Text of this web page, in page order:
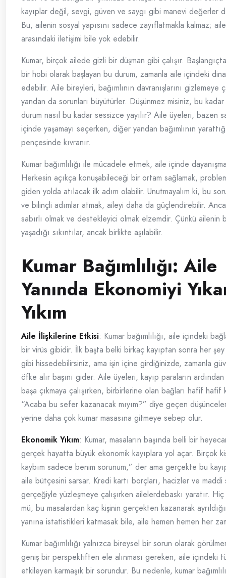
kayıplar değil, sevgi, güven ve saygı gibi manevi değerler
Bu, ailenin sosyal yapısını sadece zayıflatmakla kalmaz;
arasındaki iletişimi bile yok edebilir.
Kumar, birçok ailede gizli bir düşman gibi çalışır.
bir hobi olarak başlayan bu durum, zamanla aile içindeki
edebilir. Aile bireyleri, bağımlının davranışlarını gizlemeye
yandan da sorunları büyütürler. Düşünmez misiniz, bu
durum nasıl bu kadar sessizce yayılır? Aile üyeleri, bazen
içinde yaşamayı seçerken, diğer yandan bağımlının
pençesinde kıvranır.
Kumar bağımlılığı ile mücadele etmek, aile içinde
Herkesin açıkça konuşabileceği bir ortam sağlamak,
giden yolda atılacak ilk adım olabilir. Unutmayalım ki, bu
ve bilinçli adımlar atmak, aileyi daha da güçlendirebilir.
sabırlı olmak ve destekleyici olmak elzemdir. Çünkü ailenin
yaşadığı sıkıntılar, ancak birlikte aşılabilir.
Kumar Bağımlılığı: Aile
Yanında Ekonomiyi
Yıkım
Aile İlişkilerine Etkisi: Kumar bağımlılığı, aile içindeki
bir virüs gibidir. İlk başta belki birkaç kayıptan sonra her
gibi hissedebilirsiniz, ama işin içine girdiğinizde, zamanla
öfke alır başını gider. Aile üyeleri, kayıp paraların
başa çıkmaya çalışırken, birbirlerine olan bağları hafif hafif
“Acaba bu sefer kazanacak mıyım?” diye geçen
yerine daha çok kumar masasına gitmeye sebep olur.
Ekonomik Yıkım: Kumar, masaların başında belli bir
gerçek hayatta büyük ekonomik kayıplara yol açar. Birçok
kaybım sadece benim sorunum,” der ama gerçekte bu
aile bütçesini sarsar. Kredi kartı borçları, hacizler ve maddi
gerçeğiyle yüzleşmeye çalışırken ailelerdebaskı yaratır.
mü, bu masalardan kaç kişinin gerçekten kazanarak
yanına istatistikleri katmasak bile, aile hemen hemen her
Kumar bağımlılığı yalnızca bireysel bir sorun olarak
geniş bir perspektiften ele alınması gereken, aile içindeki
etkileyen karmaşık bir sorundur. Bu nedenle, kumar